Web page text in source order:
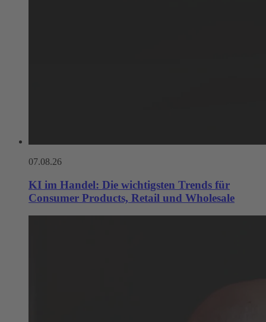
07.08.26
KI im Handel: Die wichtigsten Trends für
Consumer Products, Retail und Wholesale